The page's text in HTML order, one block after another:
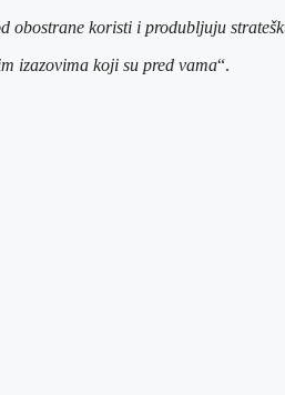
obostrane koristi i produbljuju
izazovima koji su pred vama“.